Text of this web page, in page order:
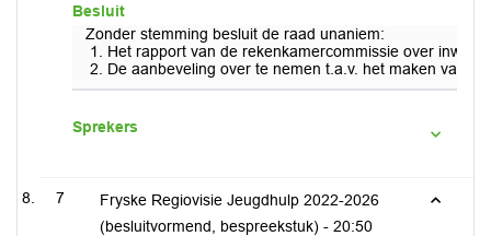
Besluit
Zonder stemming besluit de raad unaniem:
Het rapport van de rekenkamercommissie over
De aanbeveling over te nemen t.a.v. het maken van
Sprekers
7
Fryske Regiovisie Jeugdhulp 2022-2026
(besluitvormend, bespreekstuk) - 20:50